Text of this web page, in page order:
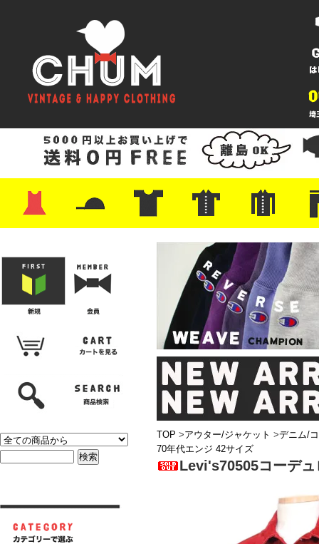
・レザーシューズ/スニーカー
・プリントTシャツ
・バンド/ツアー
・キャラクター
・Nike/adidas/スポーツ
・チャンピオン
・サーフ/スケート
・ボーダー/総柄/無地
・フットボール/リンガー
・タンクトップ/NBA・ポロシャツ
・半袖シャツ
・アロハ/サーフ/ボーリング
・ラルフ/ブランド
・無地/チェック/ストラ
・ワーク/ミリタリー/ウ
・ネル/ウール ・ショ
・アウ
・ジー
・
・ミリ
・コー
・コッ
・オー
・ジャ
ン
TOP >アウター/ジャケット >デニム/
70年代エンジ 42サイズ
Levi's70505コーデ